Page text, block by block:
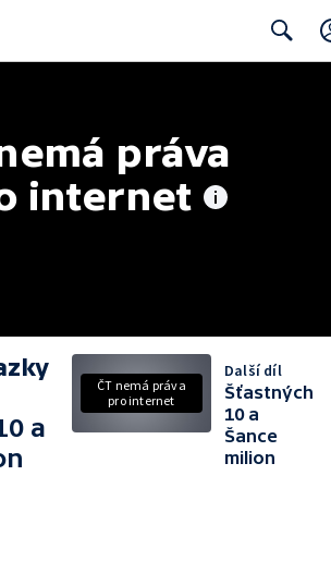
práva
internet
a
ČT nemá práva
pro internet
Další díl
Šťastných
10 a
Šance
milion